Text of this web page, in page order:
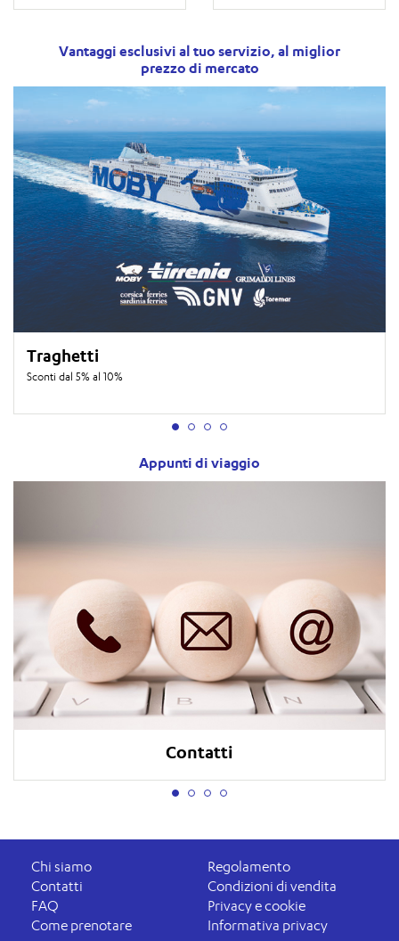
Vantaggi esclusivi al tuo servizio, al miglior
prezzo di mercato
Traghetti
Sconti dal 5% al 10%
Appunti di viaggio
Contatti
Chi siamo
Contatti
FAQ
Come prenotare
Regolamento
Condizioni di vendita
Privacy e cookie
Informativa privacy